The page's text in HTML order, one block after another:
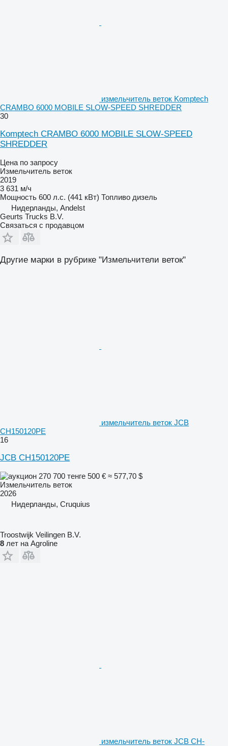
измельчитель веток Komptech
CRAMBO 6000 MOBILE SLOW-SPEED SHREDDER
30
Komptech CRAMBO 6000 MOBILE SLOW-SPEED
SHREDDER
Цена по запросу
Измельчитель веток
2019
3 631 м/ч
Мощность 600 л.с. (441 кВт) Топливо дизель
Нидерланды, Andelst
Geurts Trucks B.V.
Связаться с продавцом
Другие марки в рубрике "Измельчители веток"
измельчитель веток JCB
CH150120PE
16
JCB CH150120PE
270 700 тенге 500 € ≈ 577,70 $
Измельчитель веток
2026
Нидерланды, Cruquius
Troostwijk Veilingen B.V.
8 лет на Agroline
измельчитель веток JCB CH-